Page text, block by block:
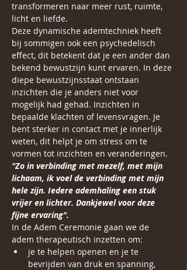
transformeren naar meer rust, ruimte,
licht en liefde.
Deze dynamische ademtechniek heeft
bij sommigen ook een psychedelisch
effect, dit betekent dat je een ander dan
bekend bewustzijn kunt ervaren. In deze
diepe bewustzijnsstaat ontstaan
inzichten die je anders niet voor
mogelijk had gehad. Inzichten in
bepaalde klachten of levensvragen. Je
bent sterker in contact met je innerlijk
weten, dit helpt je om stress om te
vormen tot inzichten en veranderingen.
"Zo in verbinding met mezelf, met mijn
lichaam, ik voel de verbinding met mijn
hele zijn. Iedere ademhaling een stuk
vrijer en lichter. Dankjewel voor deze
fijne ervaring".
In de Adem Ceremonie gaan we de
adem therapeutisch inzetten om:
je te helpen openen en je te
bevrijden van druk en spanning,